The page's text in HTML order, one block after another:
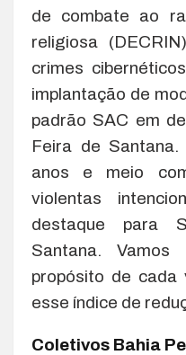
de combate ao
religiosa
crimes
implantação de
padrão SAC em
Feira de
anos e meio
violentas
destaque para
Santana.
propósito de cada
esse índice de
Coletivos Bahia